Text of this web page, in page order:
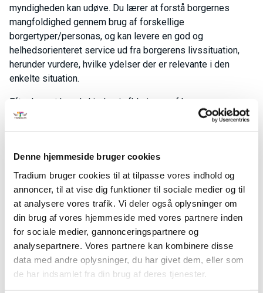
Denne hjemmeside bruger cookies
Tradium bruger cookies til at tilpasse vores indhold og
annoncer, til at vise dig funktioner til sociale medier og til
at analysere vores trafik. Vi deler også oplysninger om
din brug af vores hjemmeside med vores partnere inden
for sociale medier, gannonceringspartnere og
analysepartnere. Vores partnere kan kombinere disse
data med andre oplysninger, du har givet dem, eller som
de har indsamlet fra din brug af deres tjenester.
myndigheden kan udøve. Du lærer at forstå borgernes
mangfoldighed gennem brug af forskellige
borgertyper/personas, og kan levere en god og
helhedsorienteret service ud fra borgerens livssituation,
herunder vurdere, hvilke ydelser der er relevante i den
enkelte situation.
Efter kurset kan du hjælpe i afklaringen af borgerens
situation og behov med afsæt i viden om metoder,
spørgeteknikker og værktøjer indenfor dette. Du kan forstå
borgerbetjeningen og anvende overordnet viden om
elementær servicepsykologi og kan anvende den i praksis.
Deltageren kan anvende overordnet viden om de
forskellige henvendelseskanaler, herunder forstår
kanalernes særlige muligheder og udfordringer og kan
analysere og vurdere karakteren af disse, samt anvende
denne viden for at levere den bedste og mest effektive
service i den enkelte situation. Du kan forstå målsætningen
om, at borgerne så vidt muligt skal betjene sig selv og har